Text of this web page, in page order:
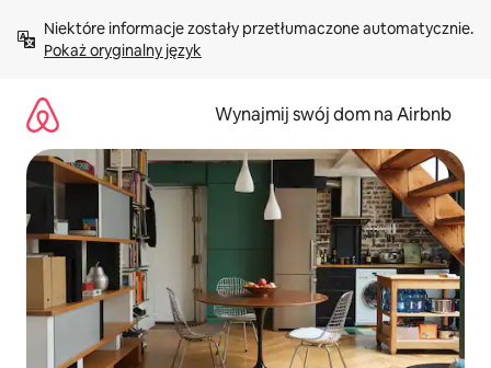
treści Pokaż oryginalny język
Wynajmij swój dom na Airbnb